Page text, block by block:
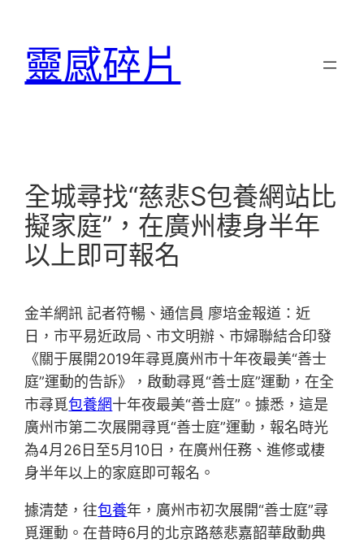
靈感碎片
全城尋找“慈悲S包養網站比
擬家庭”，在廣州棲身半年
以上即可報名
金羊網訊 記者符暢、通信員 廖培金報道：近
日，市平易近政局、市文明辦、市婦聯結合印發
《關于展開2019年尋覓廣州市十年夜最美“善士
庭”運動的告訴》，啟動尋覓“善士庭”運動，在全
市尋覓包養網十年夜最美“善士庭”。據悉，這是
廣州市第二次展開尋覓“善士庭”運動，報名時光
為4月26日至5月10日，在廣州任務、進修或棲
身半年以上的家庭即可報名。
據清楚，往包養年，廣州市初次展開“善士庭”尋
覓運動。在昔時6月的北京路慈悲嘉韶華啟動典